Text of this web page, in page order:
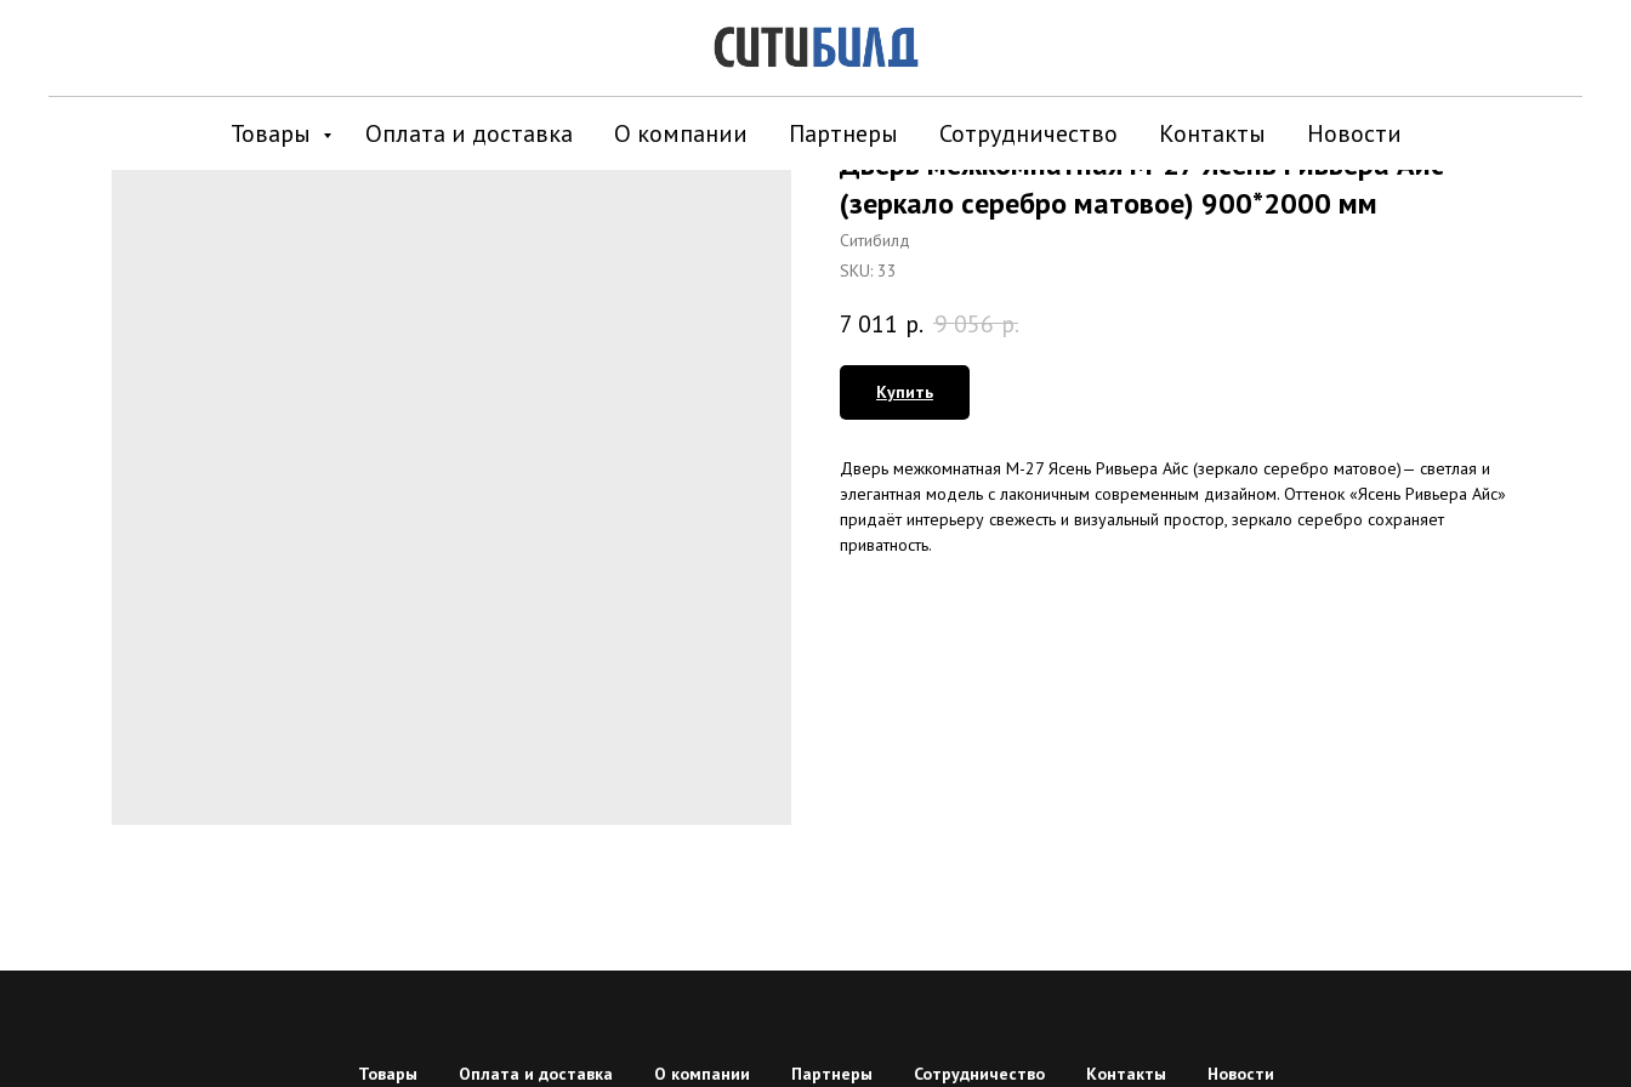
Товары Оплата и доставка О компании Партнеры Сотрудничество Контакты Новости
Дверь межкомнатная М-27 Ясень Ривьера Айс
(зеркало серебро матовое) 900*2000 мм
Ситибилд
SKU: 33
7 011 р. 9 056 р.
Купить
Дверь межкомнатная М-27 Ясень Ривьера Айс (зеркало серебро матовое)— светлая и
элегантная модель с лаконичным современным дизайном. Оттенок «Ясень Ривьера Айс»
придаёт интерьеру свежесть и визуальный простор, зеркало серебро сохраняет
приватность.
Товары Оплата и доставка О компании Партнеры Сотрудничество Контакты Новости